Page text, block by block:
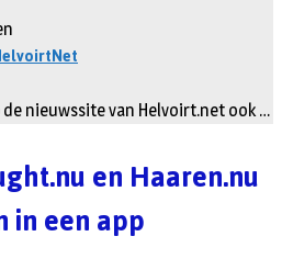
nieuwssite van Helvoirt.net ook …
en Haaren.nu
in een app